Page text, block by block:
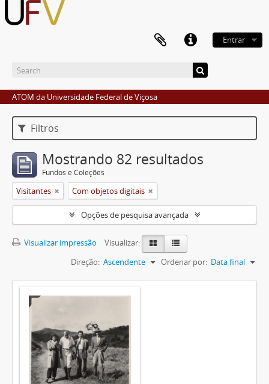
Entrar
ATOM da Universidade Federal de Viçosa
Filtros
Mostrando 82 resultados
Fundos e Coleções
Visitantes Com objetos digitais
Opções de pesquisa avançada
Visualizar impressão
Visualizar:
Ordenar por: Data final
Direção: Ascendente